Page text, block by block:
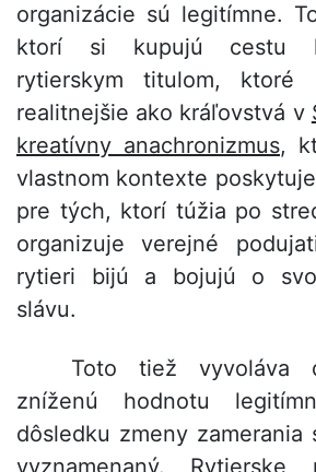
organizácie sú legitímne.
ktorí si kupujú cestu
rytierskym titulom,
realitnejšie ako kráľovstvá v
kreatívny anachronizmus,
vlastnom kontexte
pre tých, ktorí túžia po
organizuje verejné
rytieri bijú a bojujú o
slávu.
Toto tiež vyvoláva
zníženú hodnotu
dôsledku zmeny
vyznamenaný. Rytierske